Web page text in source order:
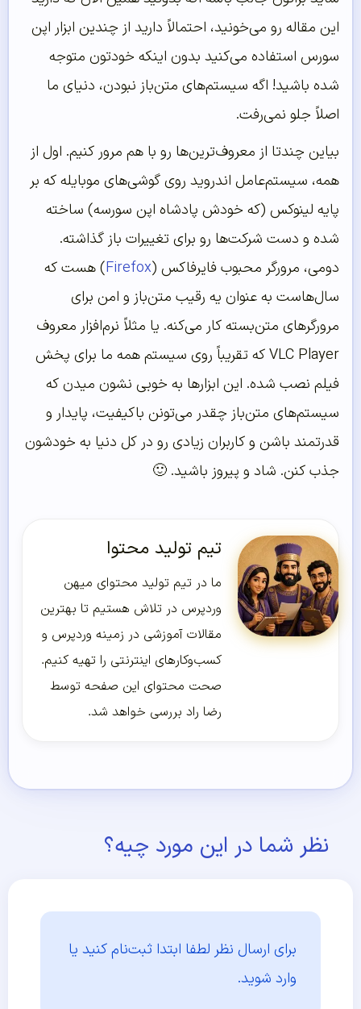
این مقاله رو می‌خونید، احتمالاً دارید از چندین ابزار اپن
سورس استفاده می‌کنید بدون اینکه خودتون متوجه
شده باشید! اگه سیستم‌های متن‌باز نبودن، دنیای ما
اصلاً جلو نمی‌رفت.
بیاین چندتا از معروف‌ترین‌ها رو با هم مرور کنیم. اول از
همه، سیستم‌عامل اندروید روی گوشی‌های موبایله که بر
پایه لینوکس (که خودش پادشاه اپن سورسه) ساخته
شده و دست شرکت‌ها رو برای تغییرات باز گذاشته.
دومی، مرورگر محبوب فایرفاکس (Firefox) هست که
سال‌هاست به عنوان یه رقیب متن‌باز و امن برای
مرورگرهای متن‌بسته کار می‌کنه. یا مثلاً نرم‌افزار معروف
VLC Player که تقریباً روی سیستم همه ما برای پخش
فیلم نصب شده. این ابزارها به خوبی نشون میدن که
سیستم‌های متن‌باز چقدر می‌تونن باکیفیت، پایدار و
قدرتمند باشن و کاربران زیادی رو در کل دنیا به خودشون
جذب کنن. شاد و پیروز باشید. 🙂
تیم تولید محتوا
ما در تیم تولید محتوای میهن
وردپرس در تلاش هستیم تا بهترین
مقالات آموزشی در زمینه وردپرس و
کسب‌و‌کارهای اینترنتی را تهیه کنیم.
صحت محتوای این صفحه توسط
رضا راد بررسی خواهد شد.
نظر شما در این مورد چیه؟
برای ارسال نظر لطفا ابتدا ثبت‌نام کنید یا
وارد شوید.